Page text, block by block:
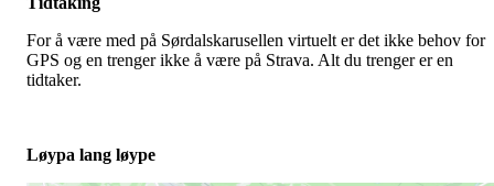
For å være med på Sørdalskarusellen virtuelt er det ikke behov for
GPS og en trenger ikke å være på Strava. Alt du trenger er en
tidtaker.
Løypa lang løype